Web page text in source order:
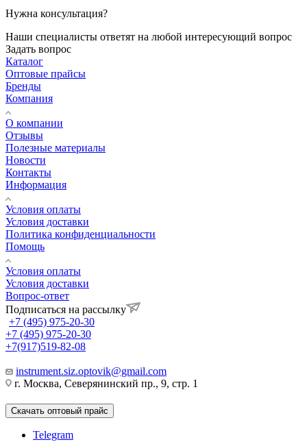
Нужна консультация?
Наши специалисты ответят на любой интересующий вопрос
Задать вопрос
Каталог
Оптовые прайсы
Бренды
Компания
О компании
Отзывы
Полезные материалы
Новости
Контакты
Информация
Условия оплаты
Условия доставки
Политика конфиденциальности
Помощь
Условия оплаты
Условия доставки
Вопрос-ответ
Подписаться на рассылку
+7 (495) 975-20-30
+7 (495) 975-20-30
+7(917)519-82-08
instrument.siz.optovik@gmail.com
г. Москва, Северянинский пр., 9, стр. 1
Скачать оптовый прайс
Telegram